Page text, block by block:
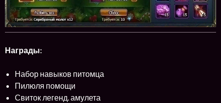
Награды:
Набор навыков питомца
Пилюля помощи
Свиток легенд. амулета